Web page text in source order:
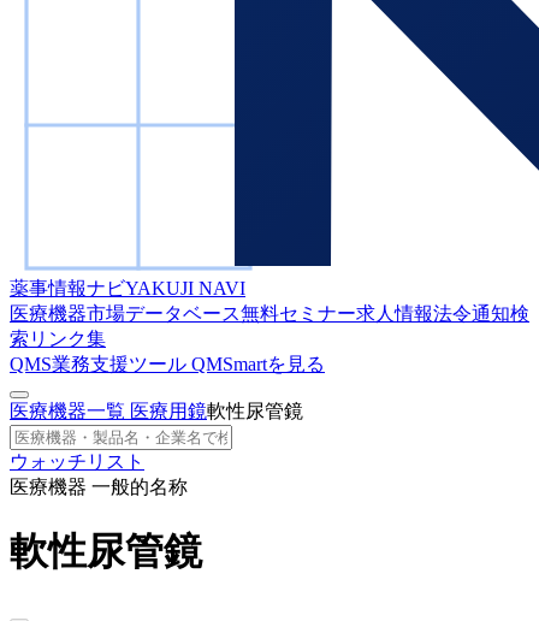
薬事情報ナビYAKUJI NAVI
医療機器市場データベース無料セミナー求人情報法令通知検
索 リンク集
QMS業務支援ツール QMSmartを見る
医療機器一覧 医療用鏡軟性尿管鏡
ウォッチリスト
医療機器 一般的名称
軟性尿管鏡